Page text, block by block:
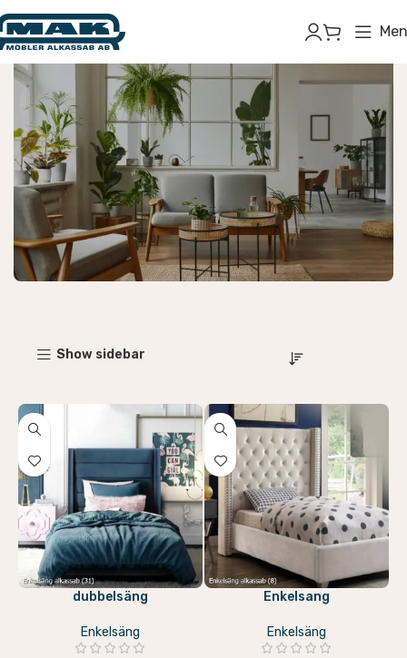
Börja handla
Show sidebar
dubbelsäng
Enkelsäng
Enkelsang
Enkelsäng